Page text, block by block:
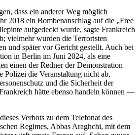
dass ein anderer Weg möglich
2018 ein Bombenanschlag auf die „Free
aufgedeckt wurde, sagte Frankreich
vielmehr wurden die Terroristen
und später vor Gericht gestellt. Auch bei
in Berlin im Juni 2024, als eine
einen der Redner der Demonstration
Polizei die Veranstaltung nicht ab,
und die Sicherheit der
hätte ebenso handeln können —
Verbots zu dem Telefonat des
Regimes, Abbas Araghchi, mit dem